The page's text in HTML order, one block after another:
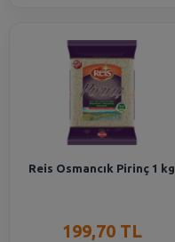
Reis Osmancık Pirinç 1 kg
199,70 TL